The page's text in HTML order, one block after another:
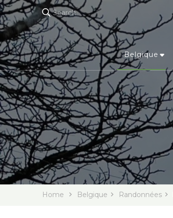
Search
Belgique
Home Belgique Randonnées